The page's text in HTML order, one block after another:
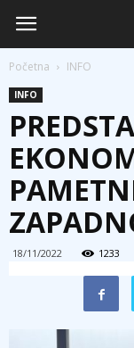
Početna INFO
INFO
18/11/2022 1233